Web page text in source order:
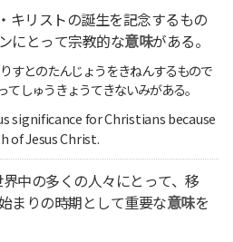
キリストの誕生を記念するもの
にとって宗教的な意味がある。
すとのたんじょうをきねんするもので
しゅうきょうてきないみがある。
significance for Christians because
Jesus Christ.
中の多くの人々にとって、移
まりの時期として重要な意味を